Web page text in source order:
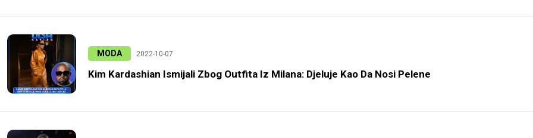
MODA 2022-10-07
Kim Kardashian Ismijali Zbog Outfita Iz Milana: Djeluje Kao Da Nosi Pelene